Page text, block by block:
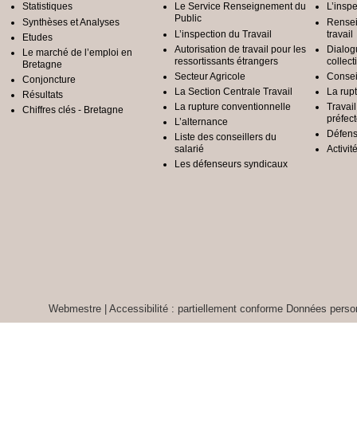
Statistiques
Synthèses et Analyses
Etudes
Le marché de l’emploi en
Bretagne
Conjoncture
Résultats
Chiffres clés - Bretagne
Le Service Renseignement du
Public
L’inspection du Travail
Autorisation de travail pour les
ressortissants étrangers
Secteur Agricole
La Section Centrale Travail
La rupture conventionnelle
L’alternance
Liste des conseillers du
salarié
Les défenseurs syndicaux
travail
La
Webmestre| Accessibilité : partiellement conforme Données